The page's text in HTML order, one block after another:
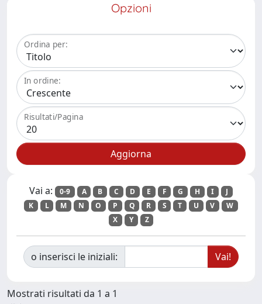
Opzioni
Ordina per:
In ordine:
Risultati/Pagina
Vai a: 0-9 A B C D E F G H I
J
K
L M N O P Q R S T U V
W
X
Y Z
o inserisci le iniziali:
Mostrati risultati da 1 a 1